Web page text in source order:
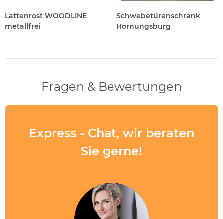
Lattenrost WOODLINE
metallfrei
Schwebetürenschrank
Hornungsburg
Fragen & Bewertungen
Express - Chat, wir beraten
Sie gerne!